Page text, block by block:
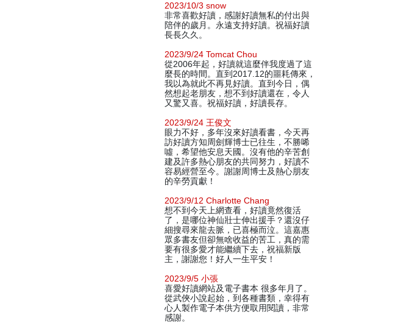
2023/10/3 snow
非常喜歡好讀，感謝好讀無私的付出與
陪伴的歲月。永遠支持好讀。祝福好讀
長長久久。
2023/9/24 Tomcat Chou
從2006年起，好讀就這麼伴我度過了這
麼長的時間。直到2017.12的噩耗傳來，
我以為就此不再見好讀。直到今日，偶
然想起老朋友，想不到好讀還在，令人
又驚又喜。祝福好讀，好讀長存。
2023/9/24 王俊文
眼力不好，多年沒來好讀看書，今天再
訪好讀方知周劍輝博士已往生，不勝唏
噓，希望他安息天國。沒有他的辛苦創
建及許多熱心朋友的共同努力，好讀不
容易經營至今。謝謝周博士及熱心朋友
的辛勞貢獻！
2023/9/12 Charlotte Chang
想不到今天上網查看，好讀竟然復活
了，是哪位神仙壯士伸出援手？還沒仔
細搜尋來龍去脈，已喜極而泣。這嘉惠
眾多書友但卻無啥收益的苦工，真的需
要有很多愛才能繼續下去，祝福新版
主，謝謝您！好人一生平安！
2023/9/5 小張
喜愛好讀網站及電子書本 很多年月了。
從武俠小說起始，到各種書類，幸得有
心人製作電子本供方便取用閱讀，非常
感謝。